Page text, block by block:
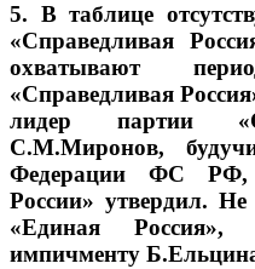
5. В таблице
«Справедливая
охватывают
«Справедливая
лидер партии
С.М.Миронов,
Федерации ФС РФ,
России» утвердил. Не
«Единая Россия»,
импичменту